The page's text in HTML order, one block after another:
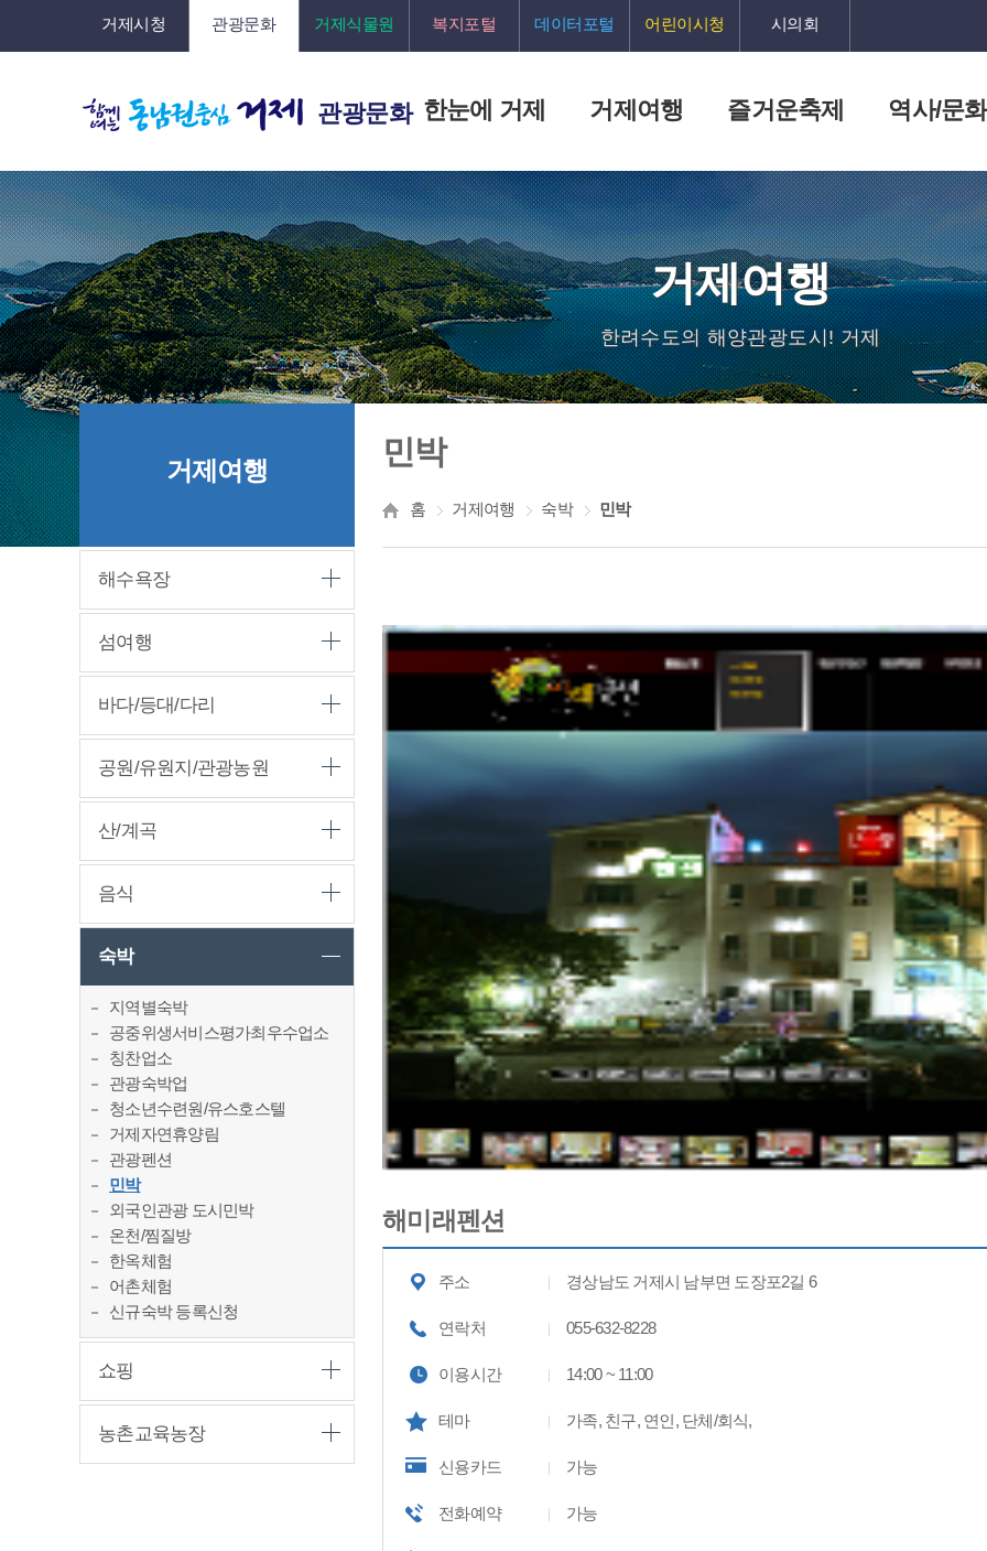
거제시청 관광문화 거제식물원 복지포털 데이터포털 어린이시청 시의회
관광문화 한눈에 거제 거제여행 즐거운축제 역사/문화
거제여행
한려수도의 해양관광도시! 거제
거제여행
해수욕장
섬여행
바다/등대/다리
공원/유원지/관광농원
산/계곡
음식
숙박
지역별숙박
공중위생서비스평가최우수업소
칭찬업소
관광숙박업
청소년수련원/유스호스텔
거제자연휴양림
관광펜션
민박
외국인관광 도시민박
온천/찜질방
한옥체험
어촌체험
신규숙박 등록신청
쇼핑
농촌교육농장
민박
홈 거제여행 숙박 민박
해미래펜션
주소 경상남도 거제시 남부면 도장포2길 6
연락처 055-632-8228
이용시간 14:00 ~ 11:00
테마 가족, 친구, 연인, 단체/회식,
신용카드 가능
전화예약 가능